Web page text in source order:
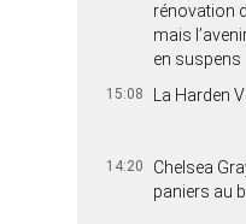
rénovation
mais
en suspens
15:08 La Harden
14:20
Chelsea
paniers au